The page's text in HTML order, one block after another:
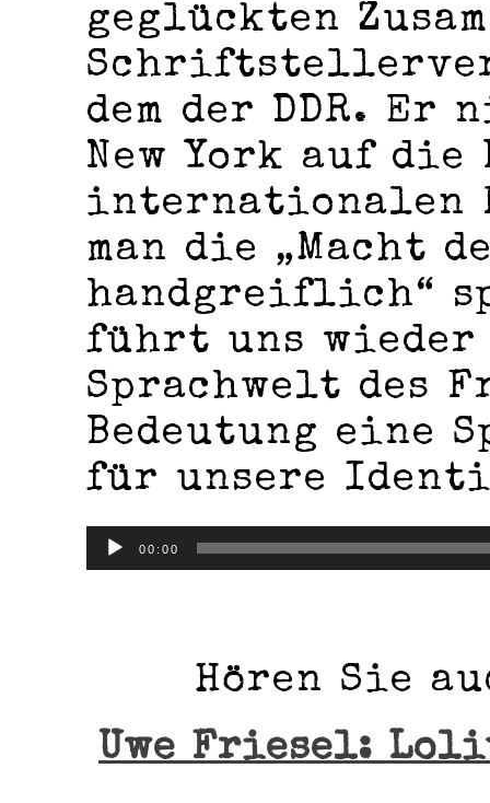
geglückten
dem der DDR. Er
New York auf die
internationalen
man die „Macht
handgreiflich“
führt uns
Sprachwelt des
Bedeutung eine
für unsere
Audio-
Player
00:00
Hören Sie
Uwe Friesel: